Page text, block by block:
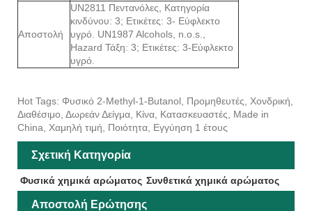
Αποστολή
UN2811 Πεντανόλες, Κατηγορία
κινδύνου: 3; Ετικέτες: 3- Εύφλεκτο
υγρό. UN1987 Alcohols, n.o.s.,
Hazard Τάξη: 3; Ετικέτες: 3-Εύφλεκτο
υγρό.
Hot Tags: Φυσικό 2-Methyl-1-Butanol, Προμηθευτές, Χονδρική,
Διαθέσιμο, Δωρεάν Δείγμα, Κίνα, Κατασκευαστές, Made in
China, Χαμηλή τιμή, Ποιότητα, Εγγύηση 1 έτους
Σχετική Κατηγορία
Φυσικά χημικά αρώματος Συνθετικά χημικά αρώματος
Αποστολή Ερώτησης